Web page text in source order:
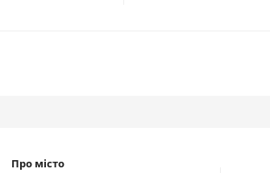
Про місто